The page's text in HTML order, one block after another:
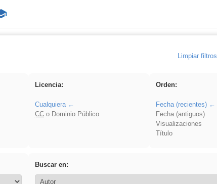
Limpiar filtros
Licencia:
Cualquiera
CCo Dominio Público
Orden:
Fecha (recientes)
Fecha (antiguos)
Visualizaciones
Título
Buscar en: